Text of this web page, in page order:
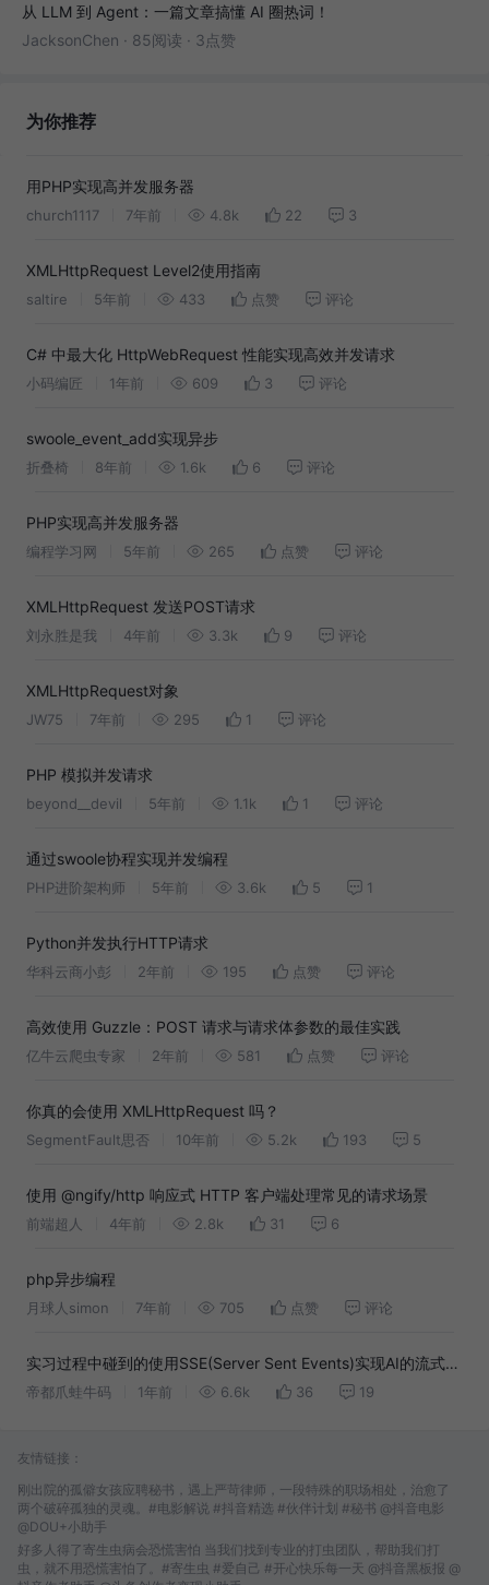
从 LLM 到 Agent：一篇文章搞懂 AI 圈热词！
JacksonChen · 85阅读 · 3点赞
为你推荐
用PHP实现高并发服务器
church1117 7年前 4.8k 22 3
XMLHttpRequest Level2使用指南
saltire 5年前 433 点赞 评论
C# 中最大化 HttpWebRequest 性能实现高效并发请求
小码编匠 1年前 609 3 评论
swoole_event_add实现异步
折叠椅 8年前 1.6k 6 评论
PHP实现高并发服务器
编程学习网 5年前 265 点赞 评论
XMLHttpRequest 发送POST请求
刘永胜是我 4年前 3.3k 9 评论
XMLHttpRequest对象
JW75 7年前 295 1 评论
PHP 模拟并发请求
beyond__devil 5年前 1.1k 1 评论
通过swoole协程实现并发编程
PHP进阶架构师 5年前 3.6k 5 1
Python并发执行HTTP请求
华科云商小彭 2年前 195 点赞 评论
高效使用 Guzzle：POST 请求与请求体参数的最佳实践
亿牛云爬虫专家 2年前 581 点赞 评论
你真的会使用 XMLHttpRequest 吗？
SegmentFault思否 10年前 5.2k 193 5
使用 @ngify/http 响应式 HTTP 客户端处理常见的请求场景
前端超人 4年前 2.8k 31 6
php异步编程
月球人simon 7年前 705 点赞 评论
实习过程中碰到的使用SSE(Server Sent Events)实现AI的流式输
出
帝都爪蛙牛码 1年前 6.6k 36 19
友情链接：
刚出院的孤僻女孩应聘秘书，遇上严苛律师，一段特殊的职场相处，治愈了
两个破碎孤独的灵魂。#电影解说 #抖音精选 #伙伴计划 #秘书 @抖音电影
@DOU+小助手
好多人得了寄生虫病会恐慌害怕 当我们找到专业的打虫团队，帮助我们打
虫，就不用恐慌害怕了。#寄生虫 #爱自己 #开心快乐每一天 @抖音黑板报 @